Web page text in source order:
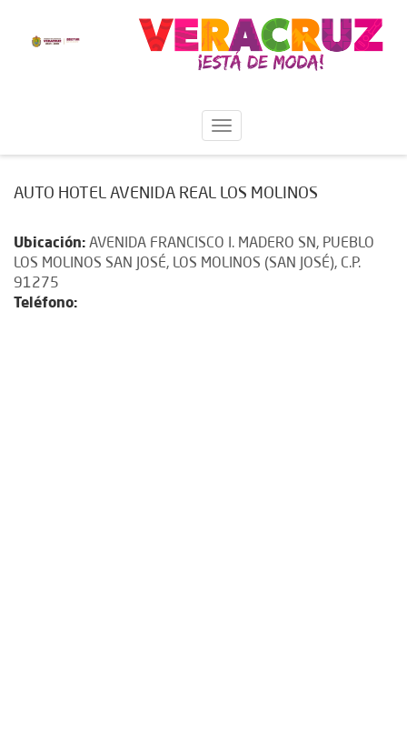
AUTO HOTEL AVENIDA REAL LOS MOLINOS
Ubicación: AVENIDA FRANCISCO I. MADERO SN, PUEBLO
LOS MOLINOS SAN JOSÉ, LOS MOLINOS (SAN JOSÉ), C.P.
91275
Teléfono: